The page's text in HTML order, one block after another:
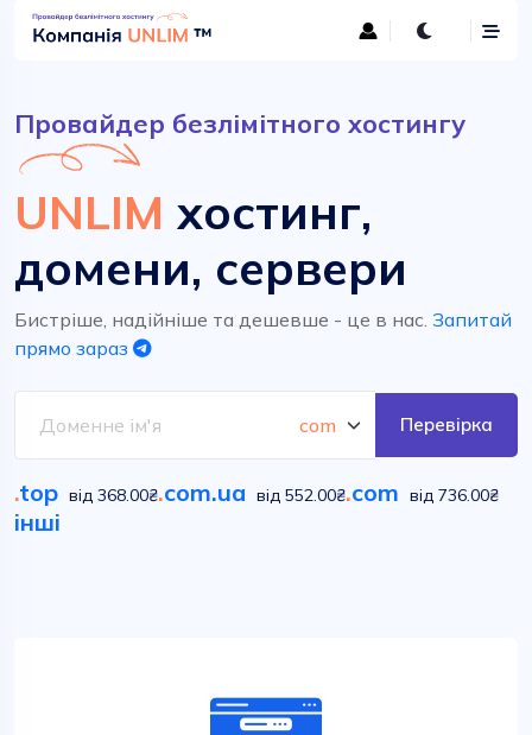
Провайдер безлімітного хостингу
UNLIM хостинг,
домени, сервери
Бистріше, надійніше та дешевше - це в нас. Запитай
прямо зараз
Перевірка
.top від 368.00₴.com.ua від 552.00₴.com від 736.00₴
інші